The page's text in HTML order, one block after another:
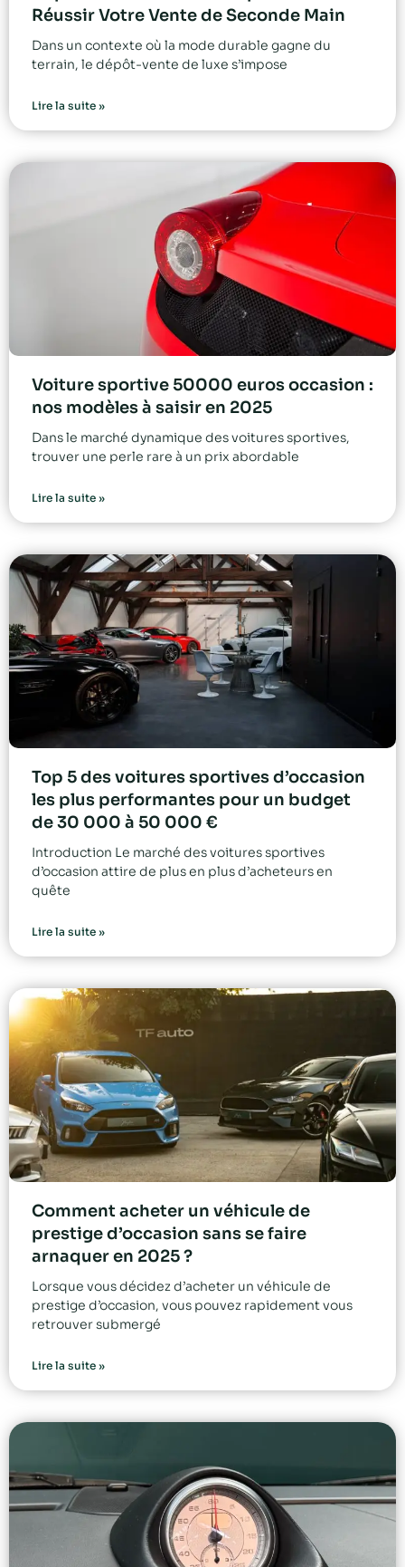
Réussir Votre Vente de Seconde Main
Dans un contexte où la mode durable gagne du
terrain, le dépôt-vente de luxe s’impose
Lire la suite »
Voiture sportive 50000 euros occasion :
nos modèles à saisir en 2025
Dans le marché dynamique des voitures sportives,
trouver une perle rare à un prix abordable
Lire la suite »
Top 5 des voitures sportives d’occasion
les plus performantes pour un budget
de 30 000 à 50 000 €
Introduction Le marché des voitures sportives
d’occasion attire de plus en plus d’acheteurs en
quête
Lire la suite »
Comment acheter un véhicule de
prestige d’occasion sans se faire
arnaquer en 2025 ?
Lorsque vous décidez d’acheter un véhicule de
prestige d’occasion, vous pouvez rapidement vous
retrouver submergé
Lire la suite »